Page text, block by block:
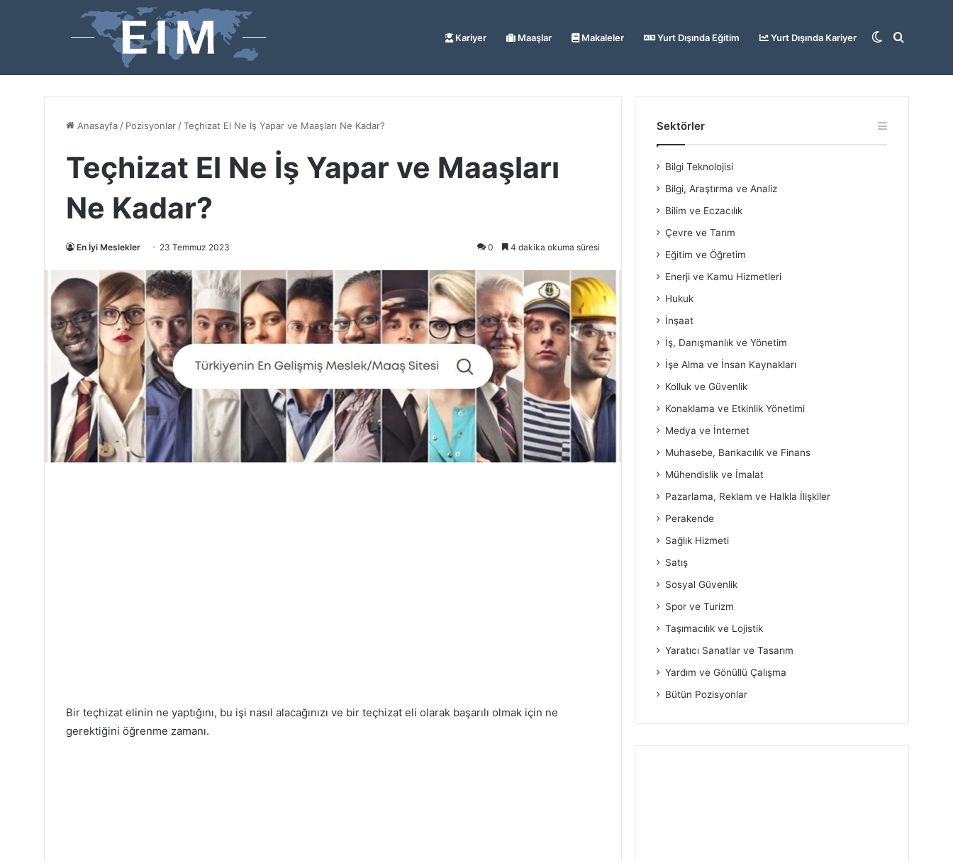
Kariyer Maaşlar Makaleler Yurt Dışında Eğitim Yurt Dışında Kariyer Arama
Dış
Anasayfa / Pozisyonlar /Teçhizat El Ne İş Yapar ve Maaşları Ne Kadar?
Teçhizat El Ne İş Yapar ve Maaşları
Ne Kadar?
En İyi Meslekler 23 Temmuz 2023 0 4 dakika okuma süresi
Bir teçhizat elinin ne yaptığını, bu işi nasıl alacağınızı ve bir teçhizat eli olarak başarılı olmak için ne
gerektiğini öğrenme zamanı.
Sektörler
Bilgi Teknolojisi
Bilgi, Araştırma ve Analiz
Bilim ve Eczacılık
Çevre ve Tarım
Eğitim ve Öğretim
Enerji ve Kamu Hizmetleri
Hukuk
İnşaat
İş, Danışmanlık ve Yönetim
İşe Alma ve İnsan Kaynakları
Kolluk ve Güvenlik
Konaklama ve Etkinlik Yönetimi
Medya ve İnternet
Muhasebe, Bankacılık ve Finans
Mühendislik ve İmalat
Pazarlama, Reklam ve Halkla İlişkiler
Perakende
Sağlık Hizmeti
Satış
Sosyal Güvenlik
Spor ve Turizm
Taşımacılık ve Lojistik
Yaratıcı Sanatlar ve Tasarım
Yardım ve Gönüllü Çalışma
Bütün Pozisyonlar